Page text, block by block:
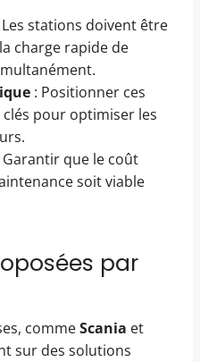
Les stations doivent être
charge rapide de
: Positionner ces
pour optimiser les
Garantir que le coût
soit viable
par
commeScania et
sur des solutions